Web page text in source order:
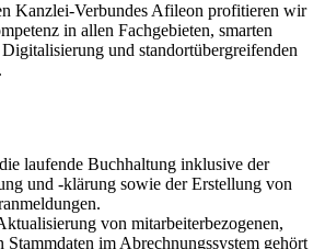
Kanzlei-Verbundes Afileon profitieren wir
in allen Fachgebieten, smarten
Digitalisierung und standortübergreifenden
laufende Buchhaltung inklusive der
und -klärung sowie der Erstellung von
von mitarbeiterbezogenen,
Stammdaten im Abrechnungssystem gehört